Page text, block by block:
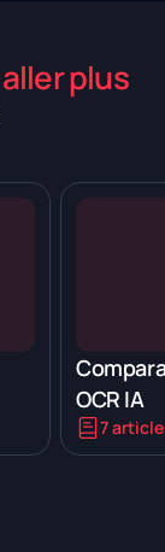
aller plus
OCR IA
7